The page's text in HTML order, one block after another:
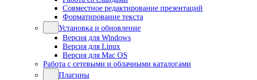
Совместное редактирование презентаций
Форматирование текста
Установка и обновление
Версия для Windows
Версия для Linux
Версия для Mac OS
Работа с сетевыми и облачными каталогами
Плагины